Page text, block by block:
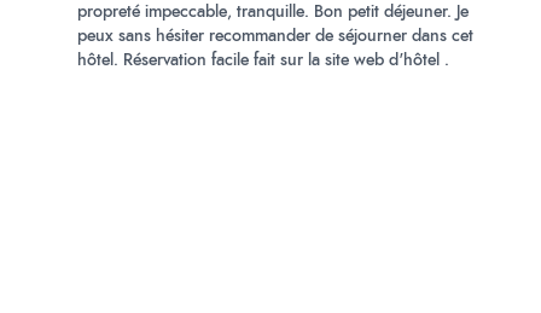
propreté impeccable, tranquille. Bon petit déjeuner. Je
peux sans hésiter recommander de séjourner dans cet
hôtel. Réservation facile fait sur la site web d'hôtel .